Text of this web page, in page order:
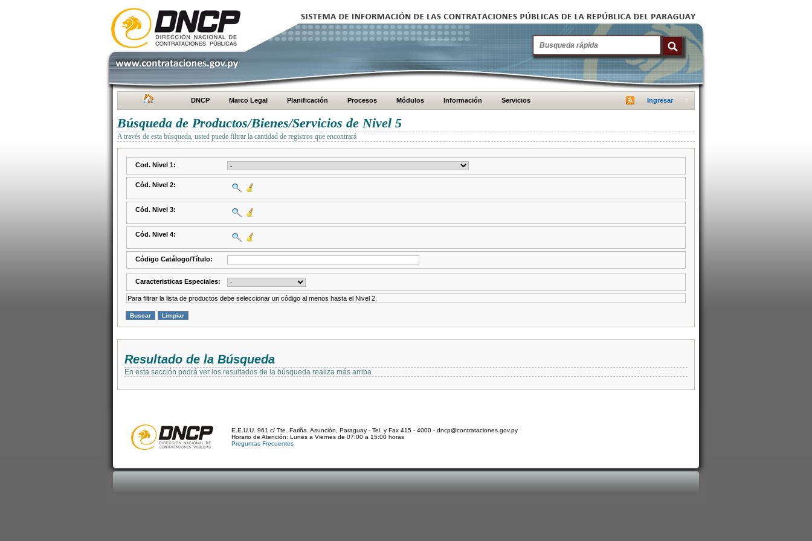
DNCP Marco Legal Planificación Procesos Módulos Información Servicios Ingresar
Búsqueda de Productos/Bienes/Servicios de Nivel 5
A través de esta búsqueda, usted puede filtrar la cantidad de registros que encontrará
Cod. Nivel 1:
Cód. Nivel 2:
Cód. Nivel 3:
Cód. Nivel 4:
Código Catálogo/Título:
Caracteristicas Especiales:
Para filtrar la lista de productos debe seleccionar un código al menos hasta el Nivel 2.
Resultado de la Búsqueda
En esta sección podrá ver los resultados de la búsqueda realiza más arriba
E.E.U.U. 961 c/ Tte. Fariña. Asunción, Paraguay - Tel. y Fax 415 - 4000 - dncp@contrataciones.gov.py
Horario de Atención: Lunes a Viernes de 07:00 a 15:00 horas
Preguntas Frecuentes